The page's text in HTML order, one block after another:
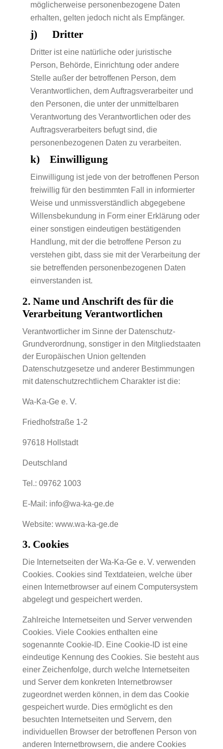
möglicherweise personenbezogene Daten
erhalten, gelten jedoch nicht als Empfänger.
j) Dritter
Dritter ist eine natürliche oder juristische
Person, Behörde, Einrichtung oder andere
Stelle außer der betroffenen Person, dem
Verantwortlichen, dem Auftragsverarbeiter und
den Personen, die unter der unmittelbaren
Verantwortung des Verantwortlichen oder des
Auftragsverarbeiters befugt sind, die
personenbezogenen Daten zu verarbeiten.
k) Einwilligung
Einwilligung ist jede von der betroffenen Person
freiwillig für den bestimmten Fall in informierter
Weise und unmissverständlich abgegebene
Willensbekundung in Form einer Erklärung oder
einer sonstigen eindeutigen bestätigenden
Handlung, mit der die betroffene Person zu
verstehen gibt, dass sie mit der Verarbeitung der
sie betreffenden personenbezogenen Daten
einverstanden ist.
2. Name und Anschrift des für die
Verarbeitung Verantwortlichen
Verantwortlicher im Sinne der Datenschutz-
Grundverordnung, sonstiger in den Mitgliedstaaten
der Europäischen Union geltenden
Datenschutzgesetze und anderer Bestimmungen
mit datenschutzrechtlichem Charakter ist die:
Wa-Ka-Ge e. V.
Friedhofstraße 1-2
97618 Hollstadt
Deutschland
Tel.: 09762 1003
E-Mail: info@wa-ka-ge.de
Website: www.wa-ka-ge.de
3. Cookies
Die Internetseiten der Wa-Ka-Ge e. V. verwenden
Cookies. Cookies sind Textdateien, welche über
einen Internetbrowser auf einem Computersystem
abgelegt und gespeichert werden.
Zahlreiche Internetseiten und Server verwenden
Cookies. Viele Cookies enthalten eine
sogenannte Cookie-ID. Eine Cookie-ID ist eine
eindeutige Kennung des Cookies. Sie besteht aus
einer Zeichenfolge, durch welche Internetseiten
und Server dem konkreten Internetbrowser
zugeordnet werden können, in dem das Cookie
gespeichert wurde. Dies ermöglicht es den
besuchten Internetseiten und Servern, den
individuellen Browser der betroffenen Person von
anderen Internetbrowsern, die andere Cookies